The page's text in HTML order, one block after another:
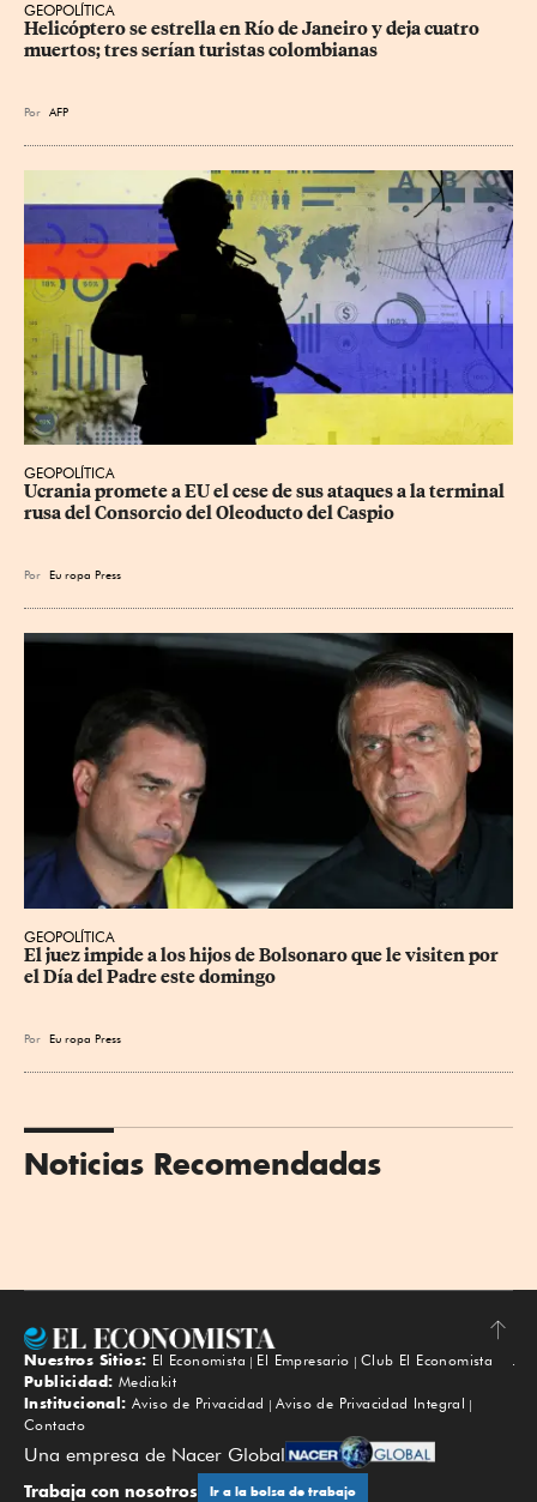
GEOPOLÍTICA
Helicóptero se estrella en Río de Janeiro y deja cuatro
muertos; tres serían turistas colombianas
Por AFP
GEOPOLÍTICA
Ucrania promete a EU el cese de sus ataques a la terminal
rusa del Consorcio del Oleoducto del Caspio
Por Eu ropa Press
GEOPOLÍTICA
El juez impide a los hijos de Bolsonaro que le visiten por
el Día del Padre este domingo
Por Eu ropa Press
Noticias Recomendadas
Subir
Nuestros Sitios: El Economista El Empresario
Club El Economista
Publicidad: Mediakit
Institucional: Aviso de Privacidad
Aviso de Privacidad Integral
Contacto
Una empresa de Nacer Global
Trabaja con nosotros Ir a la bolsa de trabajo